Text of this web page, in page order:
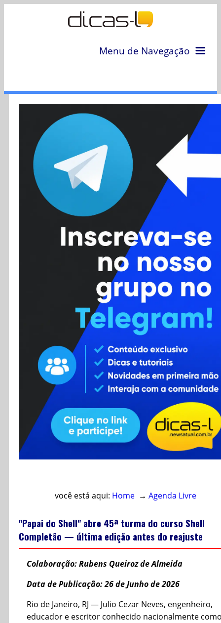
Menu de Navegação
Colunas
Colaboradores
Cursos
Enviar Dica
Contato
RSS
você está aqui: Home→ Agenda Livre
"Papai do Shell" abre 45ª turma do curso Shell
Completão — última edição antes do reajuste
Colaboração: Rubens Queiroz de Almeida
Data de Publicação: 26 de Junho de 2026
Rio de Janeiro, RJ — Julio Cezar Neves, engenheiro,
educador e escritor conhecido nacionalmente